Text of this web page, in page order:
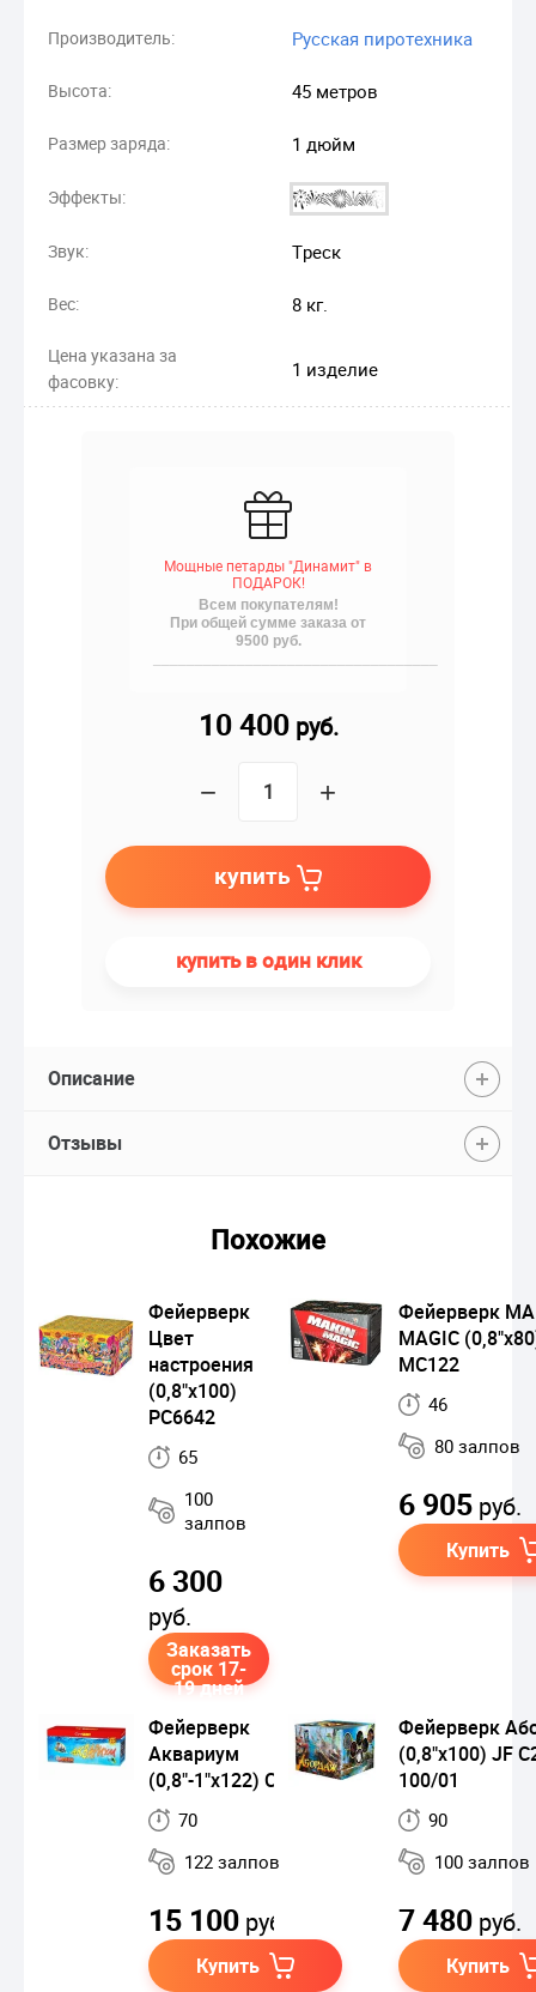
Производитель: Русская пиротехника
Высота: 45 метров
Размер заряда: 1 дюйм
Эффекты:
Звук: Треск
Вес: 8 кг.
Цена указана за
фасовку:
1 изделие
Мощные петарды "Динамит" в
ПОДАРОК!
Всем покупателям!
При общей сумме заказа от
9500 руб.
10 400руб.
− +
купить
купить в один клик
Описание
Отзывы
Похожие
Фейерверк
Цвет
настроения
(0,8"х100)
РС6642
65
100
залпов
6 300
руб.
Заказать
срок 17-
19 дней
Фейерверк
MAGIC
MC122
46
80 залпов
6 905 руб.
Купить
Фейерверк
Аквариум
(0,8"-1"х122) СС8847
70
122 залпов
15 100 руб.
Купить
Фейерверк
(0,8"х100) JF
100/01
90
100 залпов
7 480 руб.
Купить